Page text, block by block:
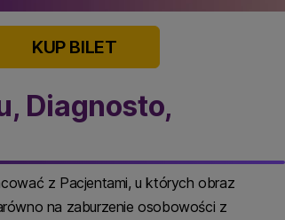
KUP BILET
Diagnosto,
z Pacjentami, u których obraz
na zaburzenie osobowości z